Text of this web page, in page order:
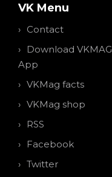
VK Menu
Contact
Download VKMAG
App
VKMag facts
VKMag shop
RSS
Facebook
Twitter